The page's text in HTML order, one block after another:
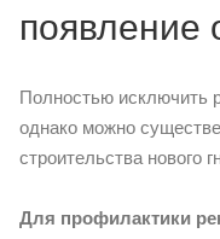
появление
Полностью исключить
однако можно
строительства нового
Для профилактики